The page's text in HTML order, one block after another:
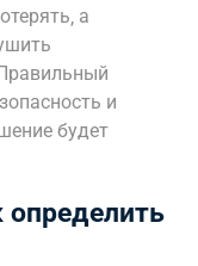
а
и
будет